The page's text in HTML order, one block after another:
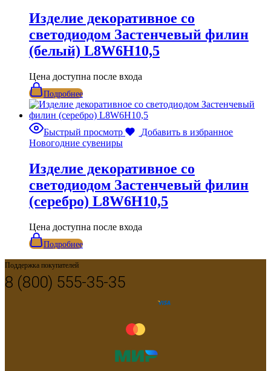
Изделие декоративное со
светодиодом Застенчевый филин
(белый) L8W6H10,5
Цена доступна после входа
Подробнее
Быстрый просмотр
Добавить в избранное
Новогодние сувениры
Изделие декоративное со
светодиодом Застенчевый филин
(серебро) L8W6H10,5
Цена доступна после входа
Подробнее
Поддержка покупателей
8 (800) 555-35-35